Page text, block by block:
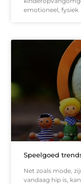
emotioneel, fysiek
Speelgoed
Net zoals mode,
vandaag hip is,